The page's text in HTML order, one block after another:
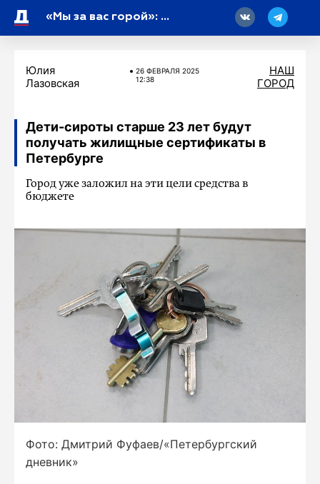
«Мы за вас горой»: женщины из Ленобласти записали пронзительную песню-послание бойцам СВО
Юлия
Лазовская
26 ФЕВРАЛЯ 2025
12:38
НАШ
ГОРОД
Дети-сироты старше 23 лет будут
получать жилищные сертификаты в
Петербурге
Город уже заложил на эти цели средства в
бюджете
Фото: Дмитрий Фуфаев/«Петербургский
дневник»